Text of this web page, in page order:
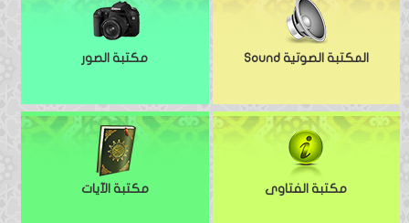
المكتبة الصوتية Sound مكتبة الصور
مكتبة الفتاوى مكتبة الآيات